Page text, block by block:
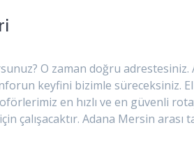
O zaman doğru adrestesiniz.
keyfini bizimle süreceksiniz.
en hızlı ve en güvenli
çalışacaktır. Adana Mersin arası